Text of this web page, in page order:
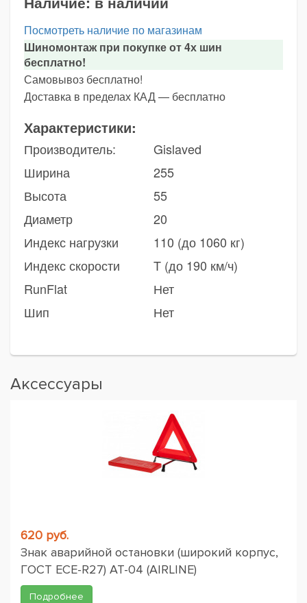
Посмотреть наличие по магазинам
Шиномонтаж при покупке от 4х шин
бесплатно!
Самовывоз бесплатно!
Доставка в пределах КАД — бесплатно
Характеристики:
Производитель:
Gislaved
Ширина
255
Высота
55
Диаметр
20
Индекс нагрузки
110 (до 1060 кг)
Индекс скорости
T (до 190 км/ч)
RunFlat
Нет
Шип
Нет
Аксессуары
620 руб.
Знак аварийной остановки (широкий корпус,
ГОСТ ЕСЕ-R27) AT-04 (AIRLINE)
Подробнее